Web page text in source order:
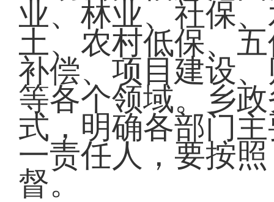
业、林业、社保
土、农村低保、
补偿、项目建设
等各个领域。乡
式，明确各部门
一责任人，要按
督。